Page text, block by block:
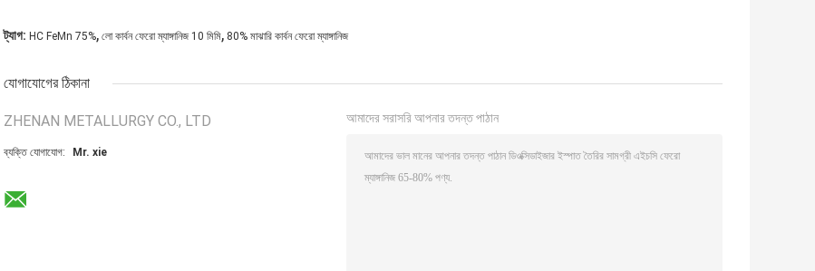
ট্যাগ: HC FeMn 75%, লো কার্বন ফেরো ম্যাঙ্গানিজ 10 মিমি, 80% মাঝারি কার্বন ফেরো ম্যাঙ্গানিজ
যোগাযোগের ঠিকানা
ZHENAN METALLURGY CO., LTD
ব্যক্তি যোগাযোগ: Mr. xie
আমাদের সরাসরি আপনার তদন্ত পাঠান